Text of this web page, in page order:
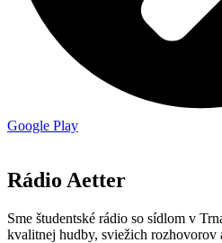
Google Play
Rádio Aetter
Sme študentské rádio so sídlom v
kvalitnej hudby, sviežich rozhovorov